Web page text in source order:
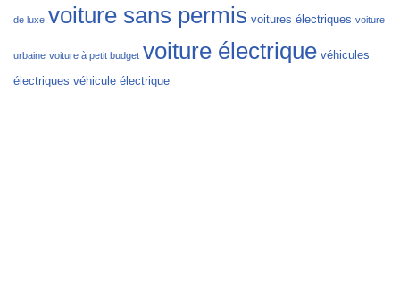
de luxe voiture sans permis voitures électriques voiture
urbaine voiture à petit budget voiture électrique véhicules
électriques véhicule électrique